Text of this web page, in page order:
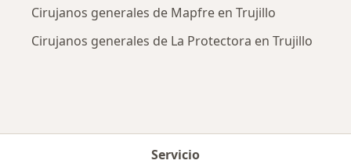
Cirujanos generales de Mapfre en Trujillo
Cirujanos generales de La Protectora en Trujillo
Servicio